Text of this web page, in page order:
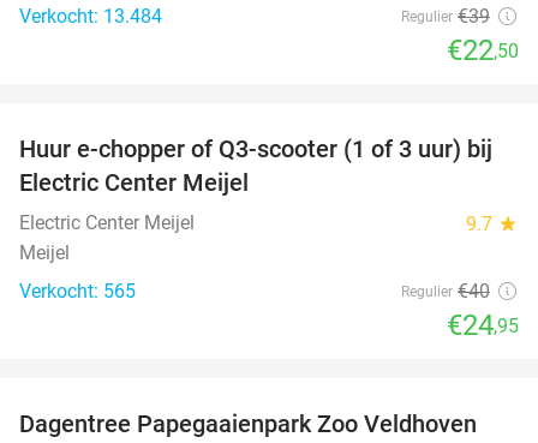
Verkocht: 13.484
Regulier €39
€22,50
38%
Huur e-chopper of Q3-scooter (1 of 3 uur) bij
Electric Center Meijel
Electric Center Meijel 9.7 star
Meijel
Verkocht: 565
Regulier €40
€24,95
26%
Dagentree Papegaaienpark Zoo Veldhoven